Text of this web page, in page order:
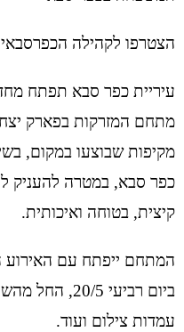
הצטרפו לקהילה
עיריית כפר סבא תפתח
מתחם המזרקות בפארק
מקיפות שבוצעו במקום,
כפר סבא, במטרה להעניק
קיצית, בטוחה ואיכותית.
המתחם ייפתח עם האירוע
עמדות צילום ועוד.